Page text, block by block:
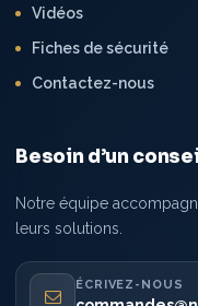
Vidéos
Fiches de sécurité
Contactez-nous
Besoin d’un
Notre équipe
leurs solutions.
ÉCRIVEZ-NOUS